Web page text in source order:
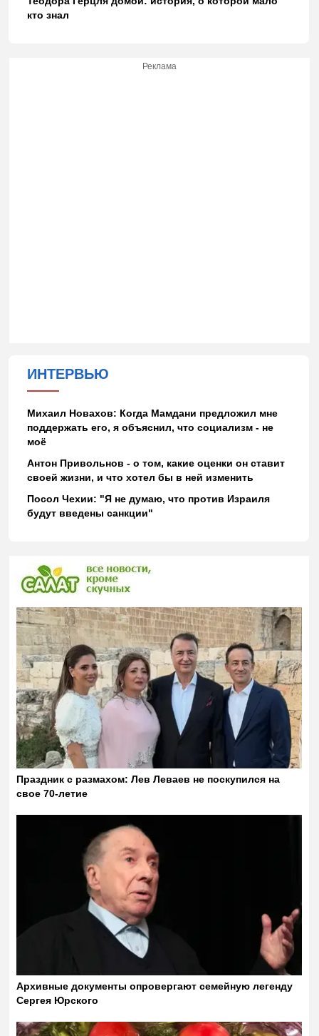
кто знал
Реклама
ИНТЕРВЬЮ
Михаил Новахов: Когда Мамдани предложил мне
поддержать его, я объяснил, что социализм - не
моё
Антон Привольнов - о том, какие оценки он ставит
своей жизни, и что хотел бы в ней изменить
Посол Чехии: "Я не думаю, что против Израиля
будут введены санкции"